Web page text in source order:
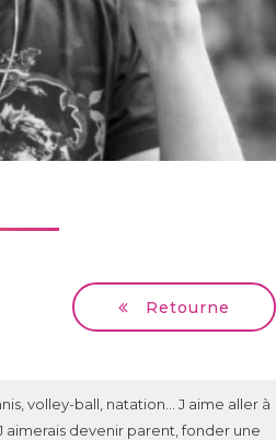
Retourne
volley-ball, natation... J aime aller à
aimerais devenir parent, fonder une